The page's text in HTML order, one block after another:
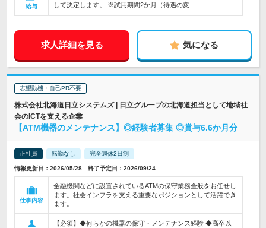
給与
して決定します。 ※試用期間2か月（待遇の変…
求人詳細を見る 気になる
志望動機・自己PR不要
株式会社北海道日立システムズ | 日立グループの北海道担当として地域社
会のICTを支える企業
【ATM機器のメンテナンス】◎経験者募集 ◎賞与6.6か月分
正社員 転勤なし 完全週休2日制
情報更新日：2026/05/28 終了予定日：2026/09/24
仕事内容
金融機関などに設置されているATMの保守業務全般をお任せし
ます。社会インフラを支える重要なポジションとして活躍でき
ます。
【必須】◆何らかの機器の保守・メンテナンス経験 ◆高卒以